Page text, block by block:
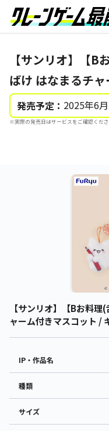
【サンリオ】【B
ばけ はなまるチ
発売予定： 2025年6
※実際の発売日はサービスをご確認くださ
【サンリオ】【Bお料
ャーム付きマスコット /
IP・作品名
種類
サイズ